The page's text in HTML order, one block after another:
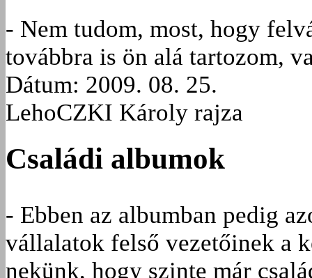
- Nem tudom, most, hogy
továbbra is ön alá tartozom,
Dátum: 2009. 08. 25.
LehoCZKI Károly rajza
Családi albumok
- Ebben az albumban pedig
vállalatok felső vezetőinek a
nekünk, hogy szinte már